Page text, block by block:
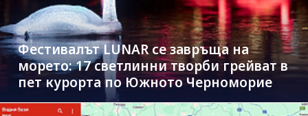
Фестивалът LUNAR се завръща на
морето: 17 светлинни творби грейват в
пет курорта по Южното Черноморие